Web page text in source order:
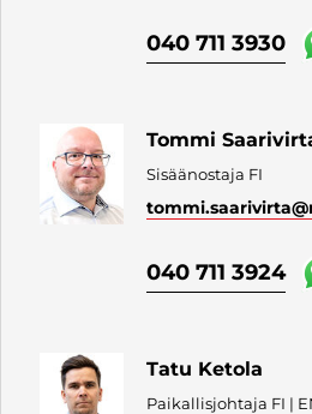
040 711 3930
Tommi
Sisäänostaja FI
tommi.saarivirta
040 711 3924
Tatu Ketola
Paikallisjohtaja FI |